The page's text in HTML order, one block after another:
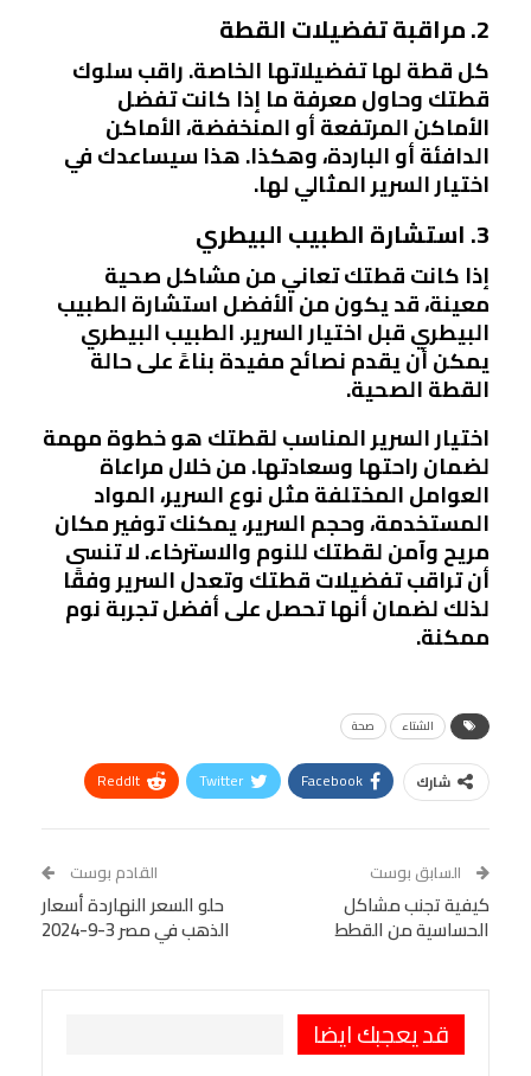
2. مراقبة تفضيلات القطة
كل قطة لها تفضيلاتها الخاصة. راقب سلوك
قطتك وحاول معرفة ما إذا كانت تفضل
الأماكن المرتفعة أو المنخفضة، الأماكن
الدافئة أو الباردة، وهكذا. هذا سيساعدك في
اختيار السرير المثالي لها.
3. استشارة الطبيب البيطري
إذا كانت قطتك تعاني من مشاكل صحية
معينة، قد يكون من الأفضل استشارة الطبيب
البيطري قبل اختيار السرير. الطبيب البيطري
يمكن أن يقدم نصائح مفيدة بناءً على حالة
القطة الصحية.
اختيار السرير المناسب لقطتك هو خطوة مهمة
لضمان راحتها وسعادتها. من خلال مراعاة
العوامل المختلفة مثل نوع السرير، المواد
المستخدمة، وحجم السرير، يمكنك توفير مكان
مريح وآمن لقطتك للنوم والاسترخاء. لا تنسى
أن تراقب تفضيلات قطتك وتعدل السرير وفقًا
لذلك لضمان أنها تحصل على أفضل تجربة نوم
ممكنة.
الشتاء صحة
شارك Facebook
Twitter
ReddIt
Tumblr
البريد الإلكتروني
StumbleUpon
VK
Digg
LINE
BlackBerry
Viber
السابق بوست
كيفية تجنب مشاكل
الحساسية من القطط
القادم بوست
حلو السعر النهاردة أسعار
الذهب في مصر 3-9-2024
قد يعجبك ايضا